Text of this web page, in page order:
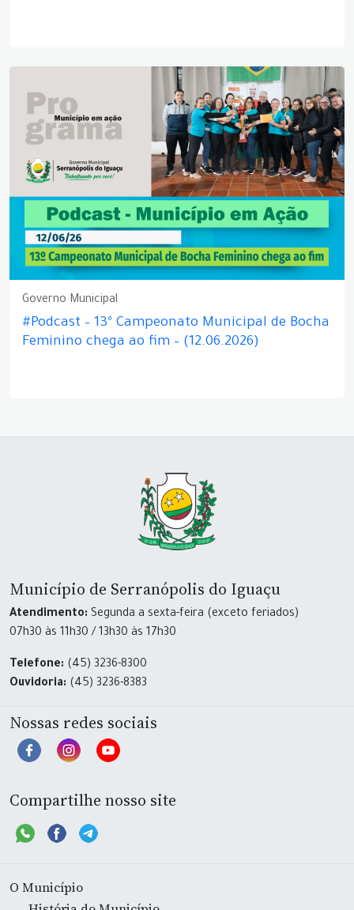
Governo Municipal
#Podcast – 13º Campeonato Municipal de Bocha
Feminino chega ao fim – (12.06.2026)
Município de Serranópolis do Iguaçu
Atendimento: Segunda a sexta-feira (exceto feriados)
07h30 às 11h30 / 13h30 às 17h30
Telefone: (45) 3236-8300
Ouvidoria: (45) 3236-8383
Nossas redes sociais
Compartilhe nosso site
O Município